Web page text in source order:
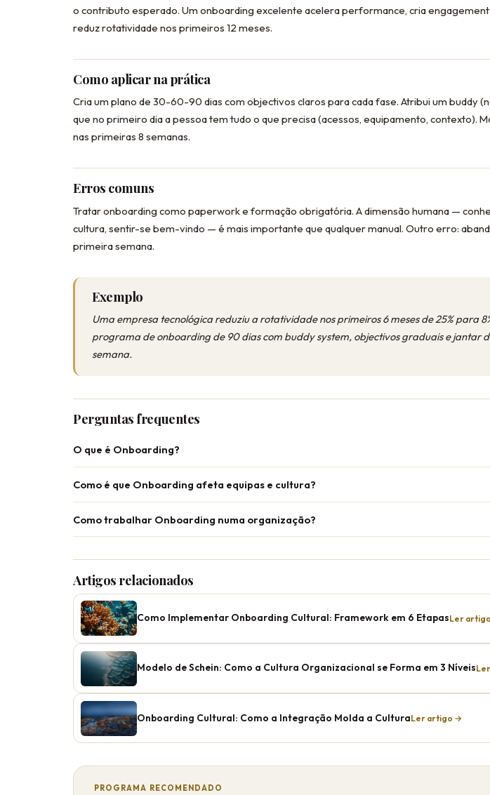
o contributo esperado. Um onboarding excelente acelera performance, cria
reduz rotatividade nos primeiros 12 meses.
Como aplicar na prática
Cria um plano de 30-60-90 dias com objectivos claros para cada fase. Atribui um buddy
que no primeiro dia a pessoa tem tudo o que precisa (acessos, equipamento, contexto).
nas primeiras 8 semanas.
Erros comuns
Tratar onboarding como paperwork e formação obrigatória. A dimensão humana —
cultura, sentir-se bem-vindo — é mais importante que qualquer manual. Outro erro:
primeira semana.
Exemplo
Uma empresa tecnológica reduziu a rotatividade nos primeiros 6 meses de 25% para
programa de onboarding de 90 dias com buddy system, objectivos graduais e jantar
semana.
Perguntas frequentes
O que é Onboarding?
Como é que Onboarding afeta equipas e cultura?
Como trabalhar Onboarding numa organização?
Artigos relacionados
Como Implementar Onboarding Cultural: Framework em 6 EtapasLer
Modelo de Schein: Como a Cultura Organizacional se Forma em 3 Níveis
Onboarding Cultural: Como a Integração Molda a CulturaLer artigo →
PROGRAMA RECOMENDADO